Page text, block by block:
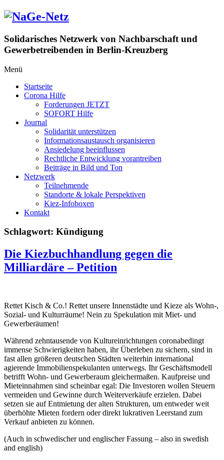
Zum
Inhalt
Solidarisches Netzwerk von Nachbarschaft und
Gewerbetreibenden in Berlin-Kreuzberg
Menü
Startseite
Corona Hilfe
Forderungen JETZT
SOFORT Hilfe
Journal
Solidarität unterstützen
Informationsaustausch organisieren
Ansiedelung beeinflussen
Rechtliche Entwicklung vorantreiben
Beiträge in Bild und Ton
Netzwerk
Teilnehmende
Standorte & lokale Perspektiven
Kiez-Infoboxen
Kontakt
Schlagwort: Kündigung
Die Kiezbuchhandlung gegen die
Milliardäre – Petition
Rettet Kisch & Co.! Rettet unsere Innenstädte und Kieze als Wohn-,
Sozial- und Kulturräume! Nein zu Spekulation mit Miet- und
Gewerberäumen!
Während zehntausende von Kultureinrichtungen coronabedingt
immense Schwierigkeiten haben, ihr Überleben zu sichern, sind in
fast allen größeren deutschen Städten weiterhin international
agierende Immobilienspekulanten unterwegs. Ihr Geschäftsmodell
betrifft Wohn- und Gewerberaum gleichermaßen. Kaufpreise und
Mieteinnahmen sind scheinbar egal: Die Investoren wollen Steuern
vermeiden und Gewinne durch Weiterverkäufe erzielen. Dabei
setzen sie auf Entmietung der alten Strukturen, um entweder weit
überhöhte Mieten fordern oder direkt lukrativen Leerstand zum
Verkauf anbieten zu können.
(Auch in schwedischer und englischer Fassung – also in swedish
and english)